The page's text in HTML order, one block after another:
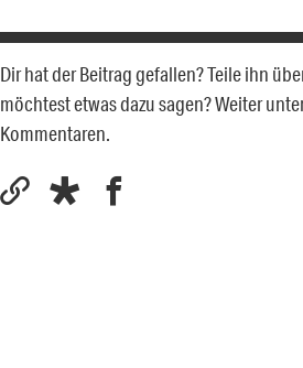
Dir hat der Beitrag gefallen? Teile ihn
möchtest etwas dazu sagen? Weiter
Kommentaren.